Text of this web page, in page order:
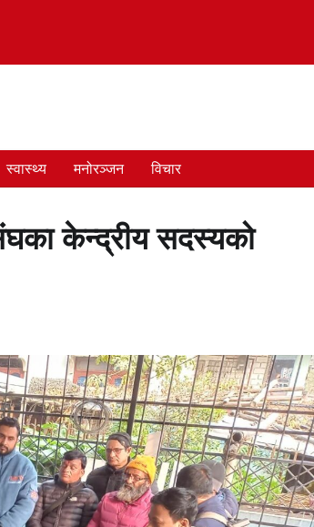
स्वास्थ्य मनोरञ्जन विचार
केन्द्रीय सदस्यको